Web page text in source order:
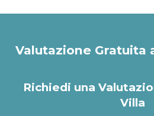
Valutazione Gratuita
Richiedi una
Villa